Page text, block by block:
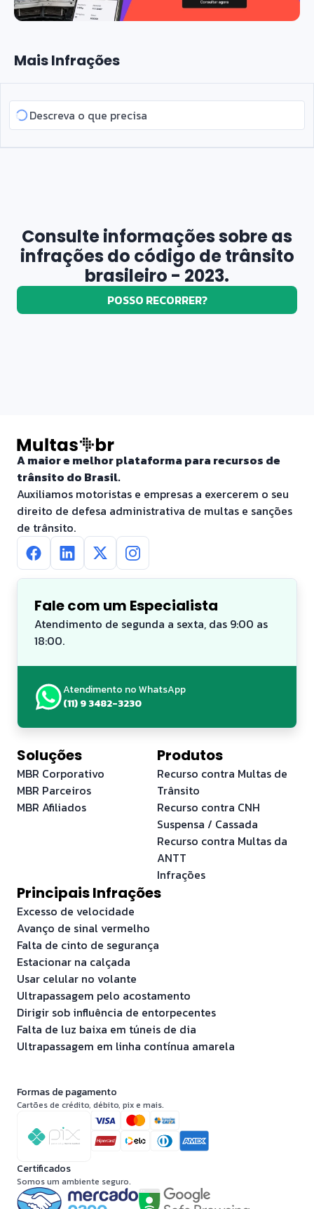
Mais Infrações
Consulte informações sobre as
infrações do código de trânsito
brasileiro - 2023.
POSSO RECORRER?
A maior e melhor plataforma para recursos de
trânsito do Brasil.
Auxiliamos motoristas e empresas a exercerem o seu
direito de defesa administrativa de multas e sanções
de trânsito.
Fale com um Especialista
Atendimento de segunda a sexta, das 9:00 as
18:00.
Atendimento no WhatsApp
(11) 9 3482-3230
Soluções
MBR Corporativo
MBR Parceiros
MBR Afiliados
Produtos
Recurso contra Multas de
Trânsito
Recurso contra CNH
Suspensa / Cassada
Recurso contra Multas da
ANTT
Infrações
Principais Infrações
Excesso de velocidade
Avanço de sinal vermelho
Falta de cinto de segurança
Estacionar na calçada
Usar celular no volante
Ultrapassagem pelo acostamento
Dirigir sob influência de entorpecentes
Falta de luz baixa em túneis de dia
Ultrapassagem em linha contínua amarela
Formas de pagamento
Cartões de crédito, débito, pix e mais.
Certificados
Somos um ambiente seguro.